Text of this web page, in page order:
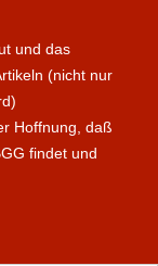
und das
(nicht nur
Hoffnung, daß
findet und